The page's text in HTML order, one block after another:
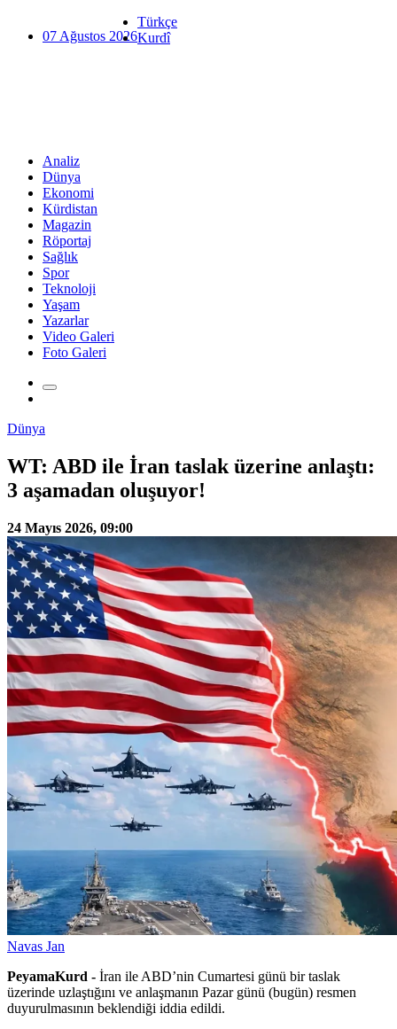
07 Ağustos 2026
Türkçe
Kurdî
Analiz
Dünya
Ekonomi
Kürdistan
Magazin
Röportaj
Sağlık
Spor
Teknoloji
Yaşam
Yazarlar
Video Galeri
Foto Galeri
Dünya
WT: ABD ile İran taslak üzerine anlaştı:
3 aşamadan oluşuyor!
24 Mayıs 2026, 09:00
Navas Jan
PeyamaKurd - İran ile ABD’nin Cumartesi günü bir taslak
üzerinde uzlaştığını ve anlaşmanın Pazar günü (bugün) resmen
duyurulmasının beklendiği iddia edildi.